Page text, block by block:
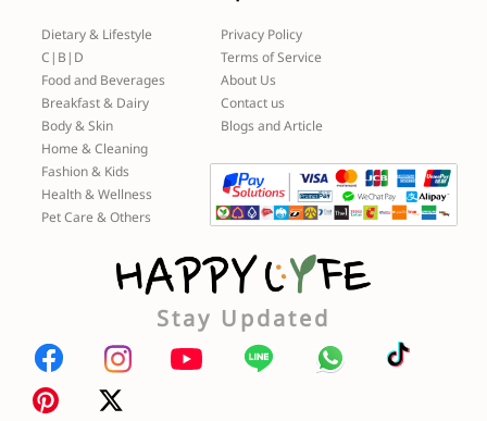
Dietary & Lifestyle
C|B|D
Food and Beverages
Breakfast & Dairy
Body & Skin
Home & Cleaning
Fashion & Kids
Health & Wellness
Pet Care & Others
Privacy Policy
Terms of Service
About Us
Contact us
Blogs and Article
Stay Updated